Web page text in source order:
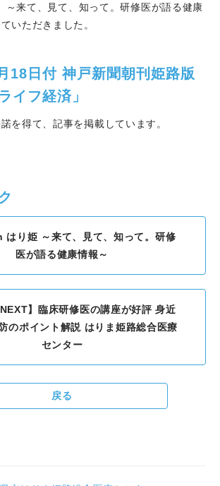
来て、見て、知って。研修医が語る健康
いただきました。
18日付 神戸新聞朝刊姫路版
イフ経済」
を得て、記事を掲載しています。
はり姫 ～来て、見て、知って。研修
医が語る健康情報～
NEXT】臨床研修医の講座が好評 身近
のポイント解説 はりま姫路総合医療
センター
戻る